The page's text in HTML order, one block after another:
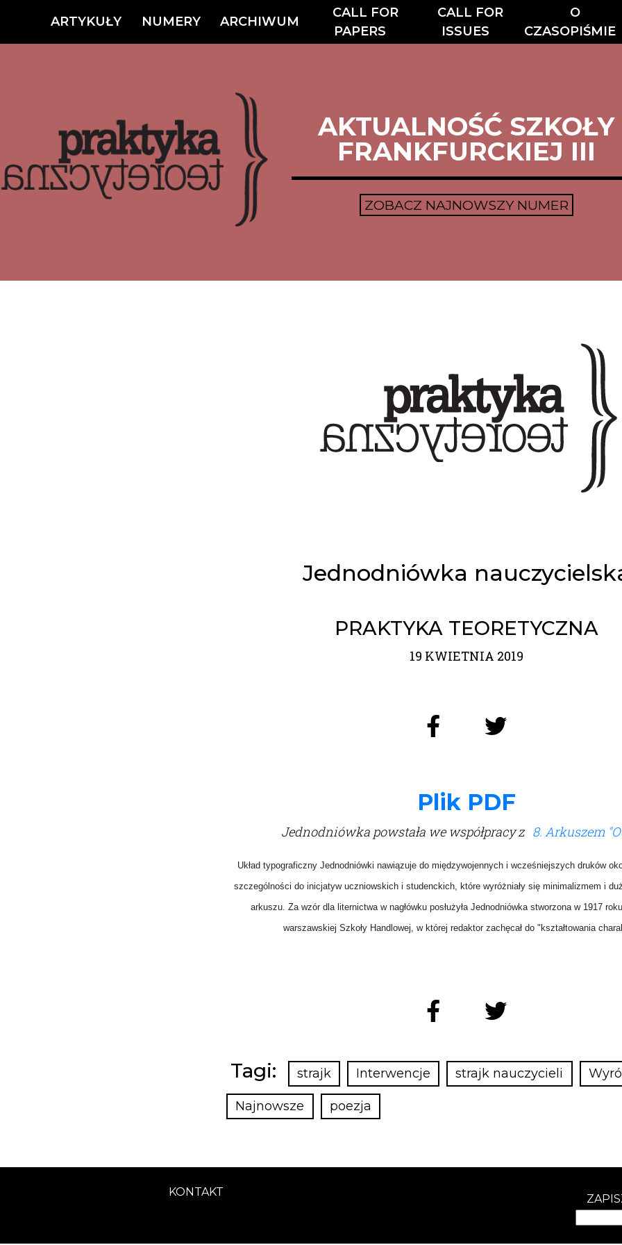
ARTYKUŁY NUMERY ARCHIWUM
CALL FOR
PAPERS
CALL FOR
ISSUES
O
CZASOPIŚMIE
AKTUALNOŚĆ SZKOŁY
FRANKFURCKIEJ III
ZOBACZ NAJNOWSZY NUMER
Jednodniówka
PRAKTYKA TEORETYCZNA
19 KWIETNIA 2019
Plik PDF
Jednodniówka powstała we współpracy z 8. Arkuszem
Układ typograficzny Jednodniówki nawiązuje do międzywojennych i wcześniejszych druków
szczególności do inicjatyw uczniowskich i studenckich, które wyróżniały się minimalizmem i
arkuszu. Za wzór dla liternictwa w nagłówku posłużyła Jednodniówka stworzona w 1917
warszawskiej Szkoły Handlowej, w której redaktor zachęcał do "kształtowania
Tagi: strajk Interwencje strajk nauczycieli
Najnowsze poezja
KONTAKT